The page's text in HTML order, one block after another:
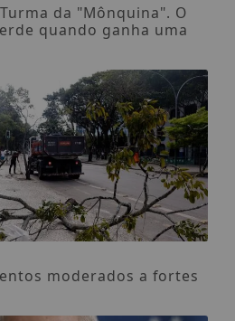
da "Mônquina". O
quando ganha uma
moderados a fortes